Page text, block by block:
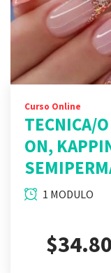
Curso Online
TECNICA/
ON,
1 MODULO